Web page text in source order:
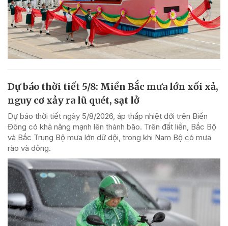
Dự báo thời tiết 5/8: Miền Bắc mưa lớn xối xả,
nguy cơ xảy ra lũ quét, sạt lở
Dự báo thời tiết ngày 5/8/2026, áp thấp nhiệt đới trên Biển
Đông có khả năng mạnh lên thành bão. Trên đất liền, Bắc Bộ
và Bắc Trung Bộ mưa lớn dữ dội, trong khi Nam Bộ có mưa
rào và dông.